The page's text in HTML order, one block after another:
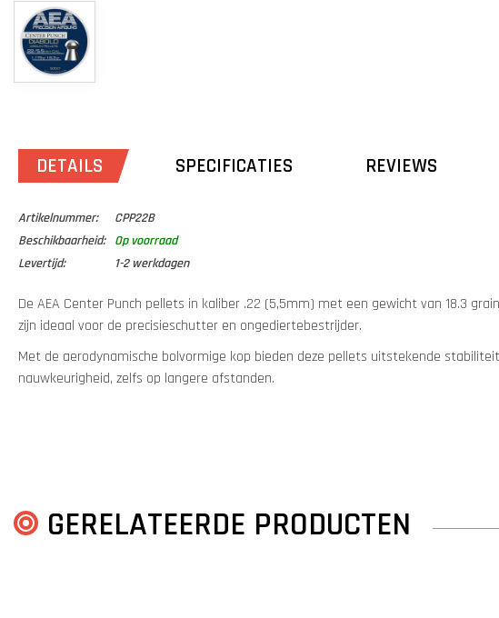
DETAILS SPECIFICATIES REVIEWS
Artikelnummer:
CPP22B
Beschikbaarheid:
Op voorraad
Levertijd:
1-2 werkdagen
De AEA Center Punch pellets in kaliber .22 (5,5mm) met een gewicht van 18.3
zijn ideaal voor de precisieschutter en ongediertebestrijder.
Met de aerodynamische bolvormige kop bieden deze pellets uitstekende
nauwkeurigheid, zelfs op langere afstanden.
GERELATEERDE PRODUCTEN